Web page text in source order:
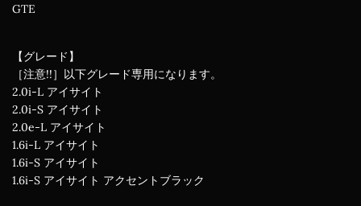
GTE
【グレード】
［注意!!］以下グレード専用になります。
2.0i-L アイサイト
2.0i-S アイサイト
2.0e-L アイサイト
1.6i-L アイサイト
1.6i-S アイサイト
1.6i-S アイサイト アクセントブラック